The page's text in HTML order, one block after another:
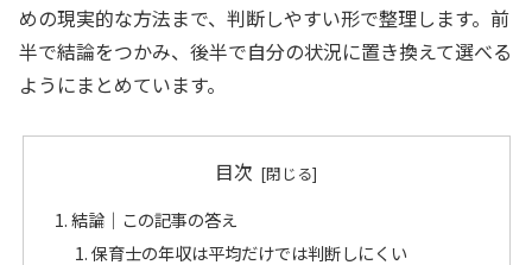
めの現実的な方法まで、判断しやすい形で整理します。前
半で結論をつかみ、後半で自分の状況に置き換えて選べる
ようにまとめています。
目次
結論｜この記事の答え
保育士の年収は平均だけでは判断しにくい